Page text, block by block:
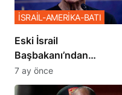
Eski İsrail
Başbakanı’ndan
Netanyahu’ya Ağır
Sözler
İSRAİL-AMERİKA-BATI
7 ay önce